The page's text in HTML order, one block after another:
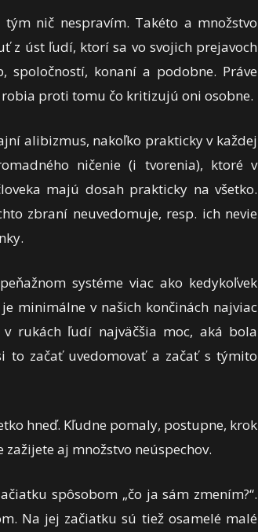
nič nespravím. Takéto a množstvo
z úst ľudí, ktorí sa vo svojich prejavoch
spoločností, konaní a podobne. Práve
proti tomu čo kritizujú oni osobne.
alibizmus, nakoľko prakticky v každej
ničenie (i tvorenia), ktoré v
majú dosah prakticky na všetko.
zbraní neuvedomuje, resp. ich nevie
systéme viac ako kedykoľvek
minimálne v našich končinách najviac
rukách ľudí najväčšia moc, aká bola
to začať uvedomovať a začať s týmito
hneď. Kľudne pomaly, postupne, krok
aj množstvo neúspechov.
spôsobom „čo ja sám zmením?“.
Na jej začiatku sú tiež osamelé malé